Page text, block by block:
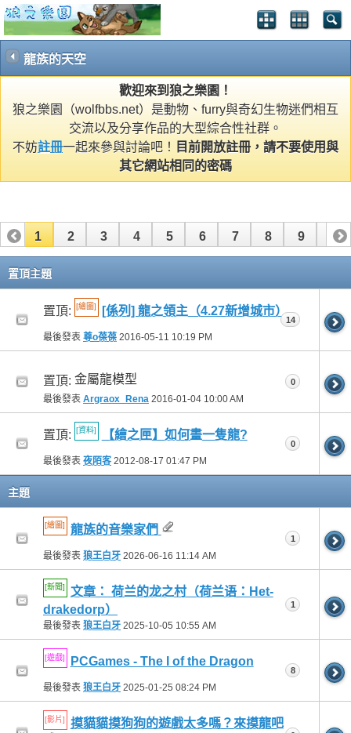
龍族的天空
歡迎來到狼之樂園！
狼之樂園（wolfbbs.net）是動物、furry與奇幻生物迷們相互
交流以及分享作品的大型綜合性社群。
不妨註冊一起來參與討論吧！
目前開放註冊，請不要使用與
其它網站相同的密碼
1 2 3 4 5 6 7 8 9 10
11
22 23
置頂主題
置頂: [繪圖] [係列] 龍之領主（4.27新增城市）
最後發表 尊o葆葆 2016-05-11 10:19 PM
14
置頂: 金屬龍模型
最後發表 Argraox_Rena 2016-01-04 10:00 AM
0
置頂: [資料] 【繪之匣】如何畫一隻龍?
最後發表 夜陌客 2012-08-17 01:47 PM
0
主題
[繪圖] 龍族的音樂家們
最後發表 狼王白牙 2026-06-16 11:14 AM
1
[新聞]
文章： 荷兰的龙之村（荷兰语：Het-
drakedorp）
最後發表 狼王白牙 2025-10-05 10:55 AM
1
[遊戲] PCGames - The I of the Dragon
最後發表 狼王白牙 2025-01-25 08:24 PM
8
[影片] 摸貓貓摸狗狗的遊戲太多嗎？來摸龍吧